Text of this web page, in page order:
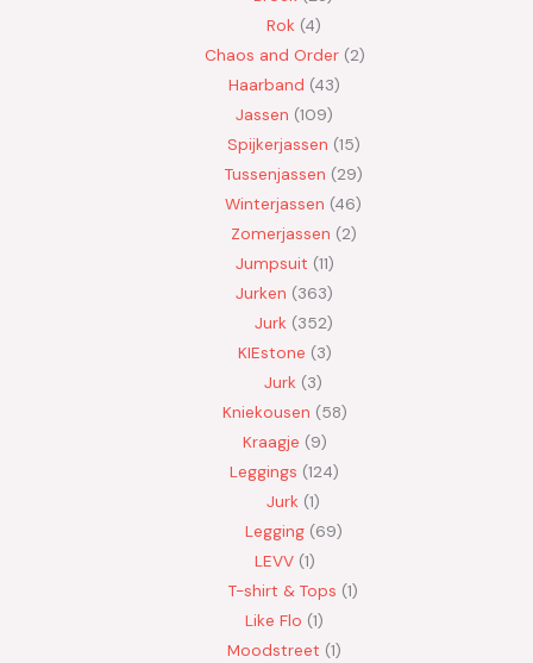
Rok 4
Chaos and Order 2
Haarband 43
Jassen 109
Spijkerjassen 15
Tussenjassen 29
Winterjassen 46
Zomerjassen 2
Jumpsuit 11
Jurken 363
Jurk 352
KIEstone 3
Jurk 3
Kniekousen 58
Kraagje 9
Leggings 124
Jurk 1
Legging 69
LEVV 1
T-shirt & Tops 1
Like Flo 1
Moodstreet 1